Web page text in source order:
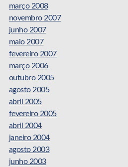
março 2008
novembro 2007
junho 2007
maio 2007
fevereiro 2007
março 2006
outubro 2005
agosto 2005
abril 2005
fevereiro 2005
abril 2004
janeiro 2004
agosto 2003
junho 2003